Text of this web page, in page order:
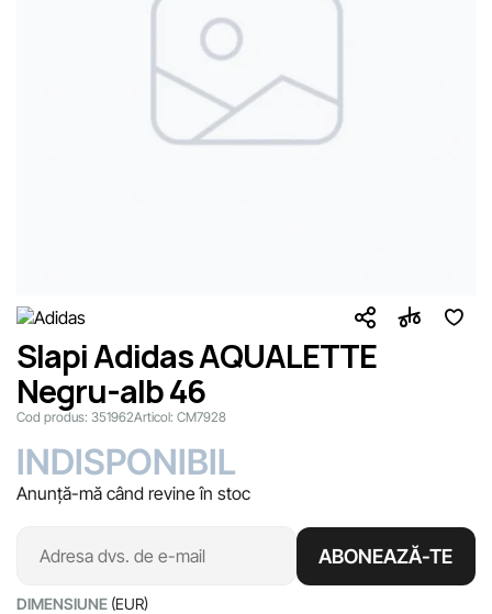
Slapi Adidas AQUALETTE
Negru-alb 46
Cod produs: 351962Articol: CM7928
INDISPONIBIL
Anunță-mă când revine în stoc
ABONEAZĂ-TE
DIMENSIUNE (EUR)